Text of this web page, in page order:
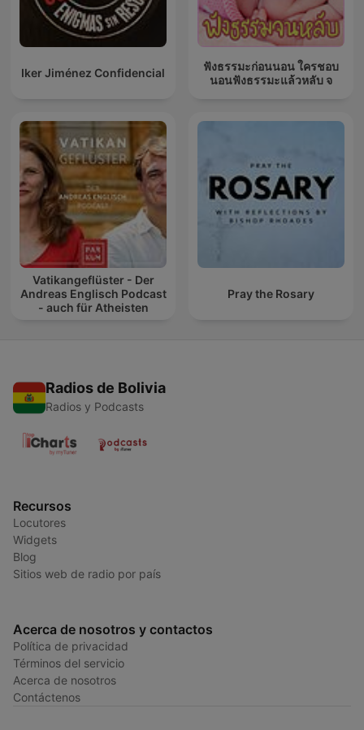
Iker Jiménez Confidencial
ฟังธรรมะก่อนนอน ใครชอบ
นอนฟังธรรมะแล้วหลับ จ
Vatikangeflüster - Der
Andreas Englisch Podcast
- auch für Atheisten
Pray the Rosary
Radios de Bolivia
Radios y Podcasts
Recursos
Locutores
Widgets
Blog
Sitios web de radio por país
Acerca de nosotros y contactos
Política de privacidad
Términos del servicio
Acerca de nosotros
Contáctenos